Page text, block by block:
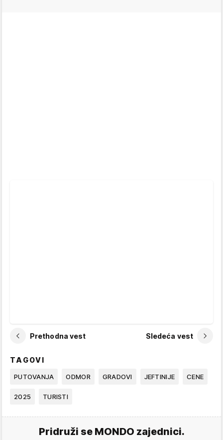
Prethodna vest Sledeća vest
TAGOVI
PUTOVANJA ODMOR GRADOVI JEFTINIJE CENE
2025 TURISTI
Pridruži se MONDO zajednici.